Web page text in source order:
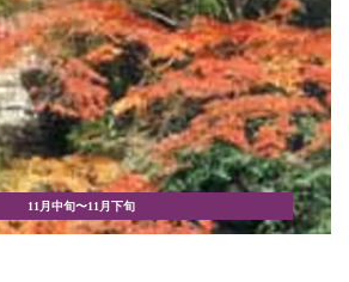
11月中旬〜11月下旬